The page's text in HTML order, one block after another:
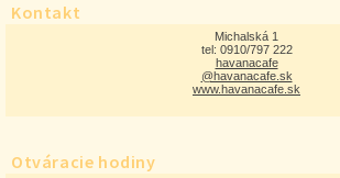
Kontakt
Michalská 1
tel: 0910/797 222
havanacafe
@havanacafe.sk
www.havanacafe.sk
Otváracie hodiny